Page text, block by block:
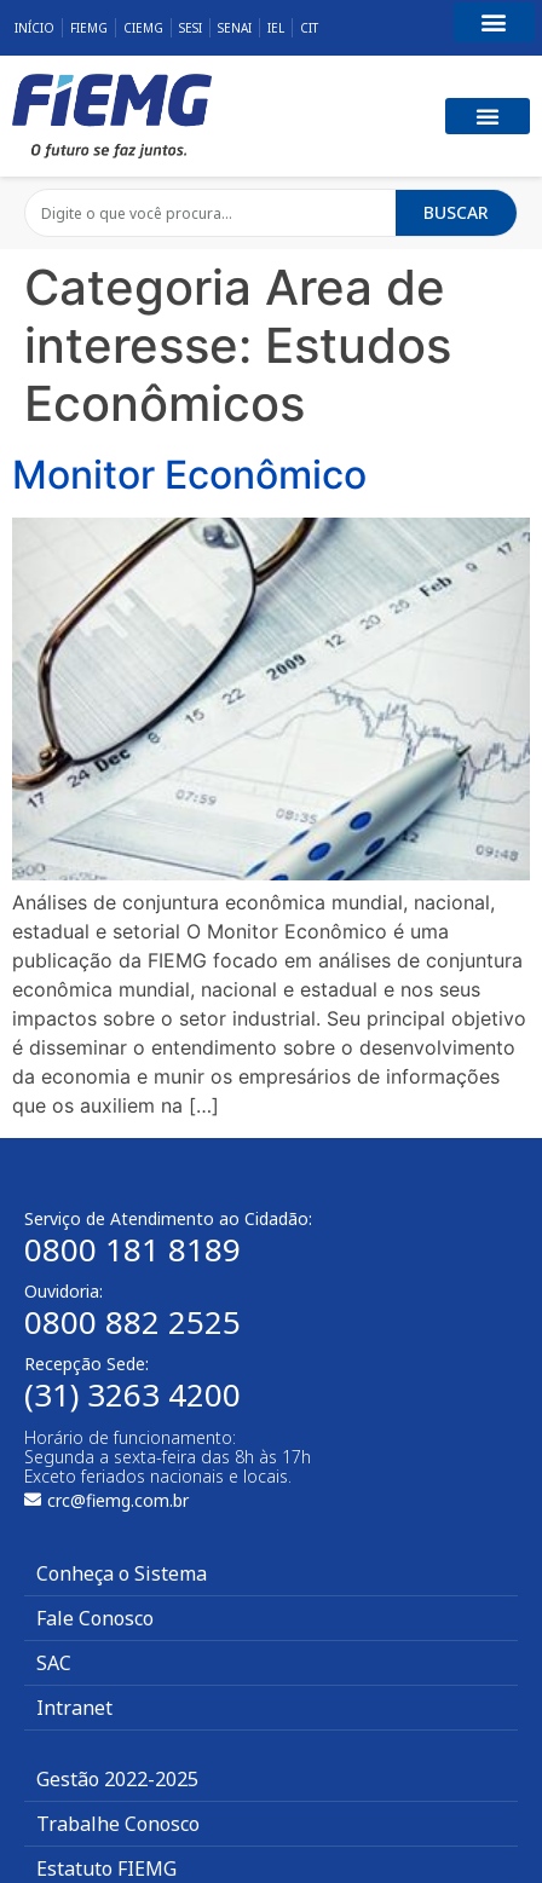
INÍCIO FIEMG CIEMG SESI SENAI IEL CIT
BUSCAR
Categoria Area de
interesse: Estudos
Econômicos
Monitor Econômico
Análises de conjuntura econômica mundial, nacional,
estadual e setorial O Monitor Econômico é uma
publicação da FIEMG focado em análises de conjuntura
econômica mundial, nacional e estadual e nos seus
impactos sobre o setor industrial. Seu principal objetivo
é disseminar o entendimento sobre o desenvolvimento
da economia e munir os empresários de informações
que os auxiliem na […]
Serviço de Atendimento ao Cidadão:
0800 181 8189
Ouvidoria:
0800 882 2525
Recepção Sede:
(31) 3263 4200
Horário de funcionamento:
Segunda a sexta-feira das 8h às 17h
Exceto feriados nacionais e locais.
crc@fiemg.com.br
Conheça o Sistema
Fale Conosco
SAC
Intranet
Gestão 2022-2025
Trabalhe Conosco
Estatuto FIEMG